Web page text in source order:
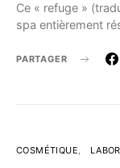
Ce « refuge »
spa entièrement
PARTAGER
COSMÉTIQUE